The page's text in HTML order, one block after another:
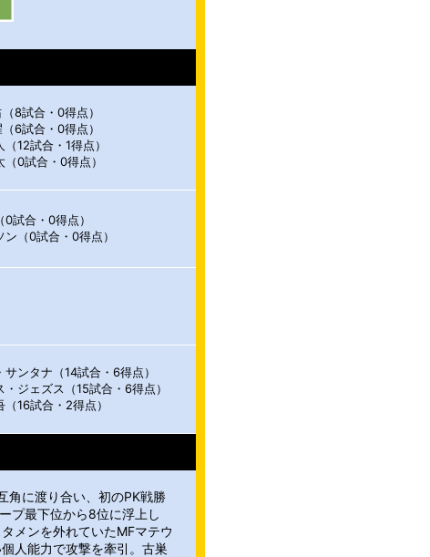
8試合・0得点）
6試合・0得点）
12試合・1得点）
0試合・0得点）
試合・0得点）
（0試合・0得点）
サンタナ（14試合・6得点）
ジェズス（15試合・6得点）
16試合・2得点）
角に渡り合い、初のPK戦勝
プ最下位から8位に浮上し
メンを外れていたMFマテウ
人能力で攻撃を牽引。古巣